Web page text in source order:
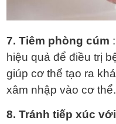
7. Tiêm phòng cúm
hiệu quả để điều trị
giúp cơ thể tạo ra
xâm nhập vào cơ
8. Tránh tiếp xúc